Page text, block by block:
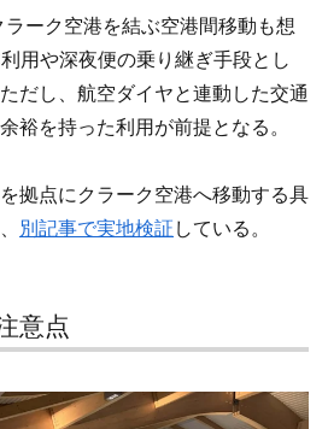
ーク空港を結ぶ空港間移動も想
用や深夜便の乗り継ぎ手段とし
だし、航空ダイヤと連動した交通
裕を持った利用が前提となる。
拠点にクラーク空港へ移動する具
別記事で実地検証 している。
意点